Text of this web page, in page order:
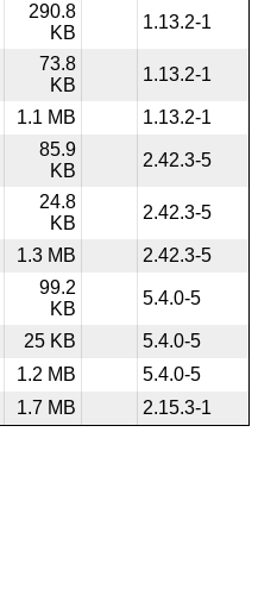
290.8
KB
1.13.2-1
73.8
KB
1.13.2-1
1.1 MB 1.13.2-1
85.9
KB
2.42.3-5
24.8
KB
2.42.3-5
1.3 MB 2.42.3-5
99.2
KB
5.4.0-5
25 KB
5.4.0-5
1.2 MB
5.4.0-5
1.7 MB 2.15.3-1